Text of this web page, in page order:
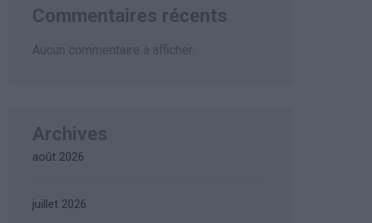
Commentaires récents
Aucun commentaire à afficher.
Archives
août 2026
juillet 2026